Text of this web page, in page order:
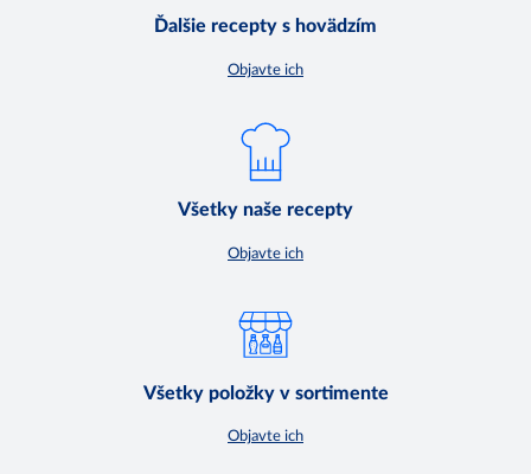
Ďalšie recepty s hovädzím
Objavte ich
Všetky naše recepty
Objavte ich
Všetky položky v sortimente
Objavte ich